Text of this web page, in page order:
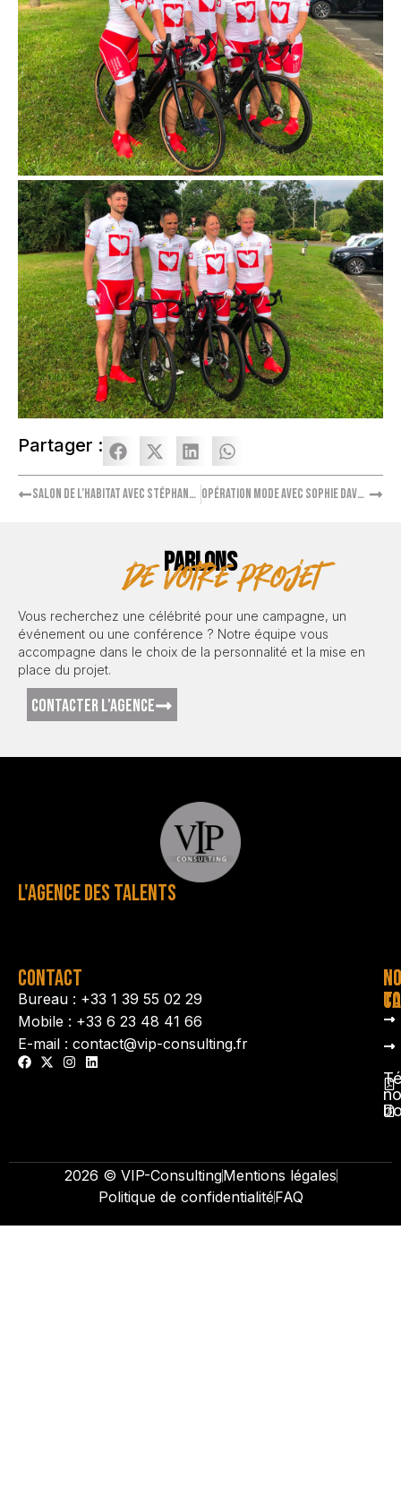
Partager :
Salon de l’habitat avec Stéphane Thébaut Opération mode avec Sophie Davant
PARLONS
de votre projet
Vous recherchez une célébrité pour une campagne, un
événement ou une conférence ? Notre équipe vous
accompagne dans le choix de la personnalité et la mise en
place du projet.
CONTACTER L'AGENCE
L'AGENCE DES TALENTS
CONTACT
Bureau : +33 1 39 55 02 29
Mobile : +33 6 23 48 41 66
E-mail : contact@vip-consulting.fr
2026 © VIP-ConsultingMentions légales
Politique de confidentialitéFAQ